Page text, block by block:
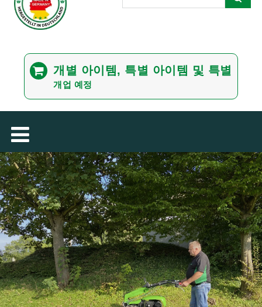
PORTUGUÊS
РУССКИЙ
ROMÂNESC
SUOMALAINEN
SLOVENSKÁ
DANSK
ΕΛΛΗΝΙΚΉ
БЪЛГАРСКИ
SVENSKA
SLOVENSKI
EESTI
개별 아이템, 특별 아이템 및 특별
개업 예정